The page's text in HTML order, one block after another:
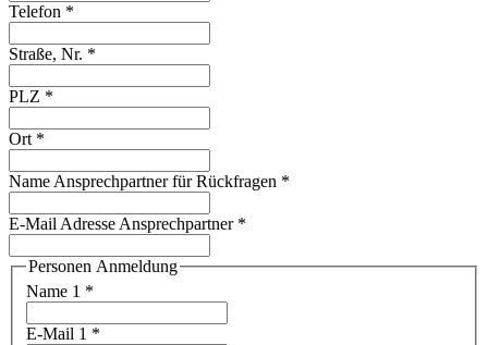
Telefon *
Straße, Nr. *
PLZ *
Ort *
Name Ansprechpartner für Rückfragen *
E-Mail Adresse Ansprechpartner *
Personen Anmeldung
Name 1 *
E-Mail 1 *